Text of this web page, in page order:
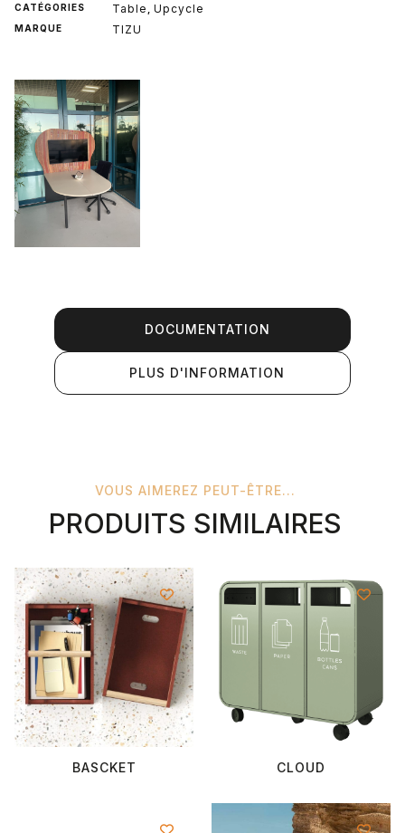
CATÉGORIES Table Upcycle
MARQUE TIZU
DOCUMENTATION
PLUS D'INFORMATION
VOUS AIMEREZ PEUT-ÊTRE...
PRODUITS SIMILAIRES
BASCKET CLOUD